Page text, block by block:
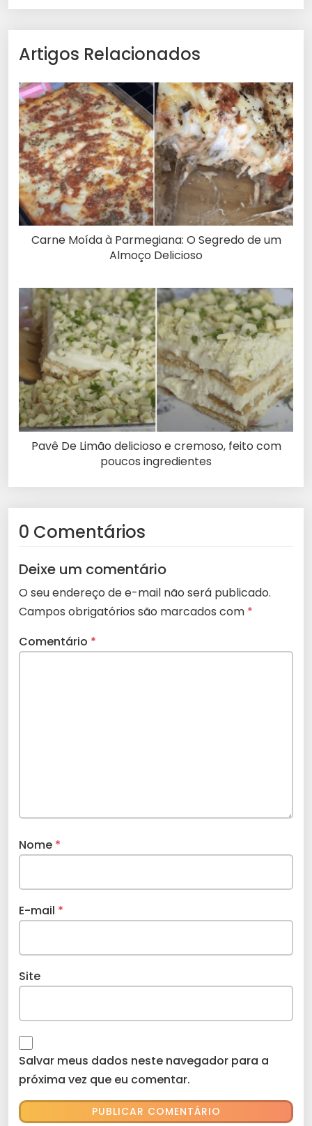
Artigos Relacionados
Carne Moída à Parmegiana: O Segredo de um
Almoço Delicioso
Pavê De Limão delicioso e cremoso, feito com
poucos ingredientes
0 Comentários
Deixe um comentário
O seu endereço de e-mail não será publicado.
Campos obrigatórios são marcados com *
Comentário *
Nome *
E-mail *
Site
Salvar meus dados neste navegador para a
próxima vez que eu comentar.